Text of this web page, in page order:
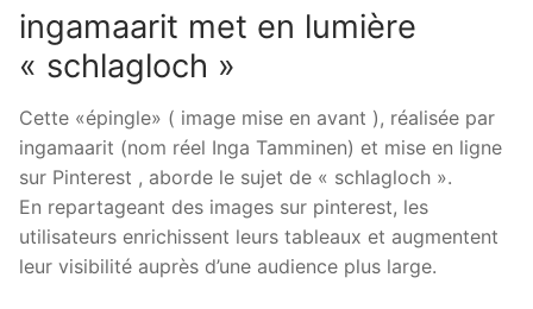
ingamaarit met en lumière
« schlagloch »
Cette «épingle» ( image mise en avant ), réalisée par
ingamaarit (nom réel Inga Tamminen) et mise en ligne
sur Pinterest , aborde le sujet de « schlagloch ».
En repartageant des images sur pinterest, les
utilisateurs enrichissent leurs tableaux et augmentent
leur visibilité auprès d’une audience plus large.